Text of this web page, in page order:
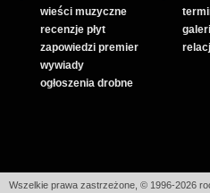
wieści muzyczne
recenzje płyt
zapowiedzi premier
wywiady
ogłoszenia drobne
Wszelkie prawa zastrzeżone, © 1996-2026